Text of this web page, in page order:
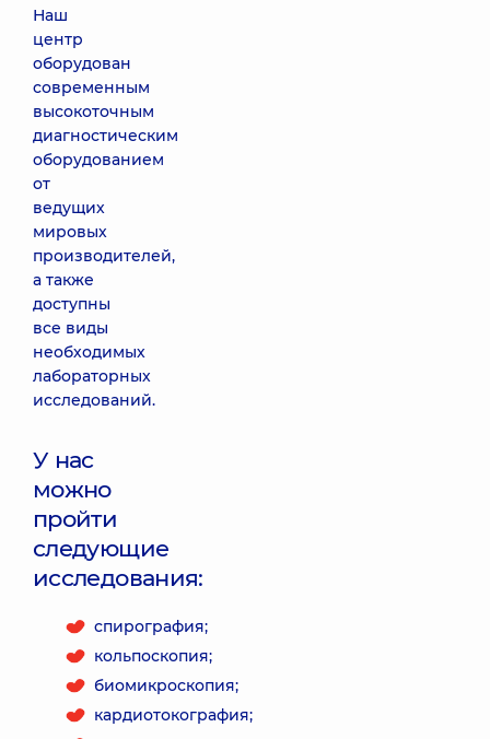
Наш
центр
оборудован
современным
высокоточным
диагностическим
оборудованием
от
ведущих
мировых
производителей,
а также
доступны
все виды
необходимых
лабораторных
исследований.
У нас
можно
пройти
следующие
исследования:
спирография;
кольпоскопия;
биомикроскопия;
кардиотокография;